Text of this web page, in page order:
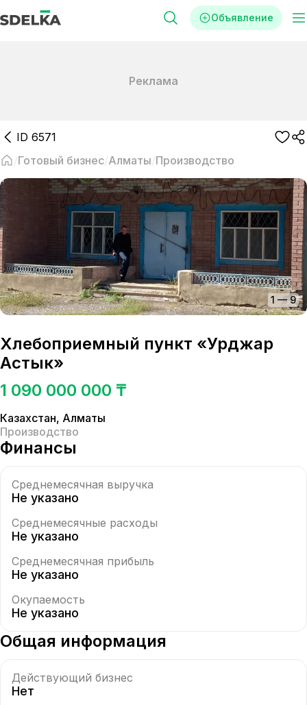
Объявление
Реклама
ID 6571
Готовый бизнес Алматы Производство
1 —9
Хлебоприемный пункт «Урджар
Астык»
1 090 000 000 ₸
Казахстан, Алматы
Производство
Финансы
Среднемесячная выручка
Не указано
Среднемесячные расходы
Не указано
Среднемесячная прибыль
Не указано
Окупаемость
Не указано
Общая информация
Действующий бизнес
Нет